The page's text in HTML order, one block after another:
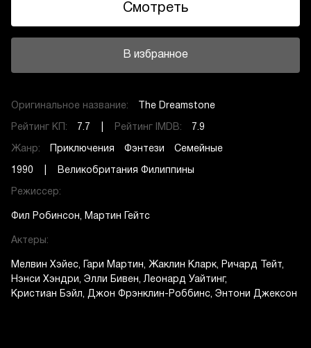
Смотреть
В избранное
Оригинальное название: The Dreamstone
Рейтинг КП: 7.7 | Рейтинг IMDB: 7.9
Жанр: Приключения Фэнтези Семейные
1990 | Великобритания Филиппины
Режиссер:
Фил Робинсон Мартин Гейтс
Актеры:
Мелвин Хэйес Гари Мартин Жаклин Кларк
Ричард Тейт
Нэнси Хэндри
Элли Бивен
Леонард Уайтинг
Кристиан Бэйл
Джон Фрэнклин-Роббинс Энтони Джексон